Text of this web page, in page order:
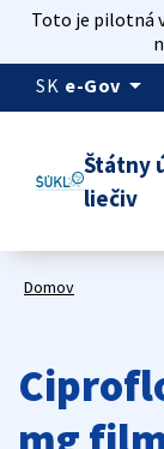
Toto je pilotná
SK e-Gov arrow_drop_down
Štátny
liečiv
Domov